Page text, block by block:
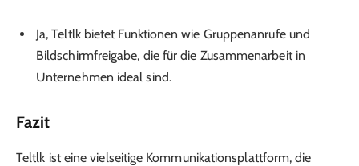
Ja, Teltlk bietet Funktionen wie Gruppenanrufe und
Bildschirmfreigabe, die für die Zusammenarbeit in
Unternehmen ideal sind.
Fazit
Teltlk ist eine vielseitige Kommunikationsplattform, die